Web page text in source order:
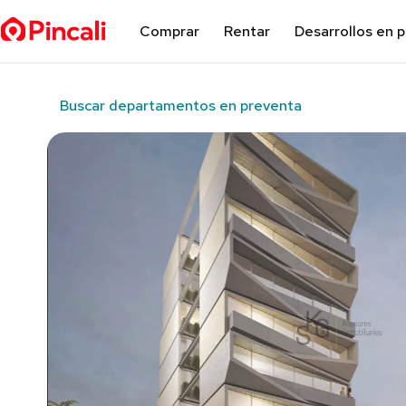
Comprar Rentar Desarrollos en
Buscar departamentos en preventa